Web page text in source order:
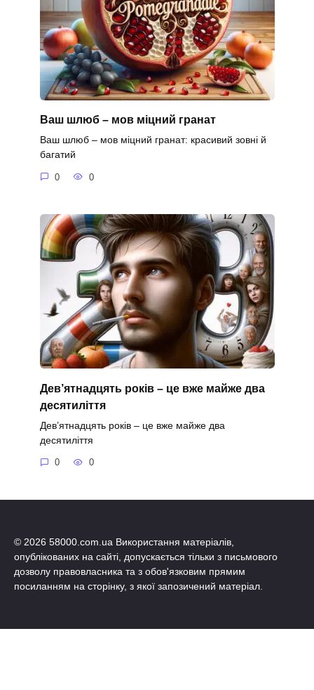
Ваш шлюб – мов міцний гранат
Ваш шлюб – мов міцний гранат: красивий зовні й
багатий
0 0
Дев’ятнадцять років – це вже майже два
десятиліття
Дев’ятнадцять років – це вже майже два
десятиліття
0 0
© 2026 58000.com.ua Використання матеріалів,
опублікованих на сайті, допускається тільки з письмового
дозволу правовласника та з обов'язковим прямим
посиланням на сторінку, з якої запозичений матеріал.